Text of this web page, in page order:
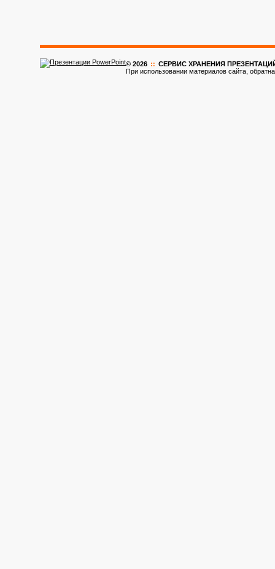
© 2026 :: CЕРВИС ХРАНЕНИЯ ПРЕЗЕНТАЦИЙ
При использовании материалов сайта,